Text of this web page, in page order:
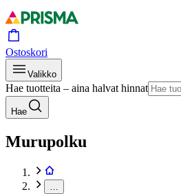
Ostoskori
Valikko
Hae tuotteita – aina halvat hinnat
Hae
Murupolku